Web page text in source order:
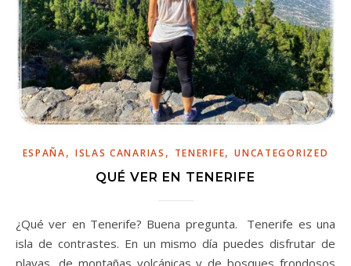
ESPAÑA, ISLAS CANARIAS , TENERIFE,UNCATEGORIZED
QUÉ VER EN TENERIFE
¿Qué ver en Tenerife? Buena pregunta. Tenerife es una
isla de contrastes. En un mismo día puedes disfrutar de